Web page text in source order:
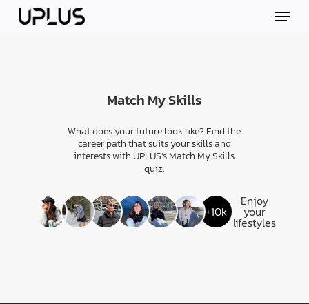
Skip Menu
Match My Skills
What does your future look like? Find the
career path that suits your skills and
interests with UPLUS’s Match My Skills
quiz.
+10k
Enjoy
your
lifestyles